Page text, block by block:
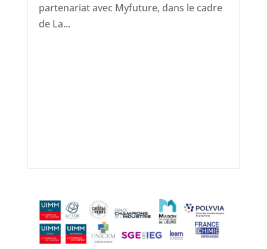
partenariat avec Myfuture, dans le cadre
de La...